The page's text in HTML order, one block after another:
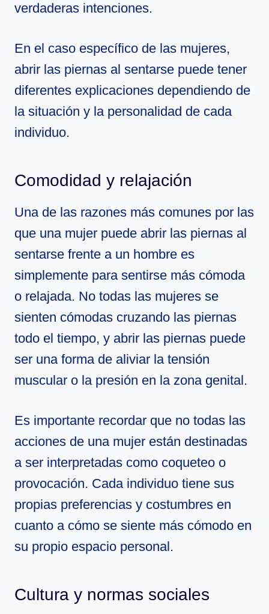
verdaderas intenciones.
En el caso específico de las mujeres,
abrir las piernas al sentarse puede tener
diferentes explicaciones dependiendo de
la situación y la personalidad de cada
individuo.
Comodidad y relajación
Una de las razones más comunes por las
que una mujer puede abrir las piernas al
sentarse frente a un hombre es
simplemente para sentirse más cómoda
o relajada. No todas las mujeres se
sienten cómodas cruzando las piernas
todo el tiempo, y abrir las piernas puede
ser una forma de aliviar la tensión
muscular o la presión en la zona genital.
Es importante recordar que no todas las
acciones de una mujer están destinadas
a ser interpretadas como coqueteo o
provocación. Cada individuo tiene sus
propias preferencias y costumbres en
cuanto a cómo se siente más cómodo en
su propio espacio personal.
Cultura y normas sociales